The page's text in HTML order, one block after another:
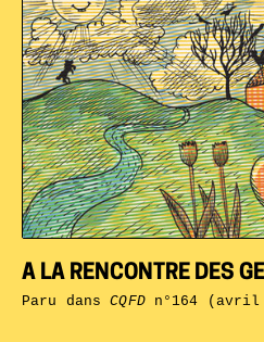
A LA RENCONTRE DES
Paru dansCQFDn°164 (avril